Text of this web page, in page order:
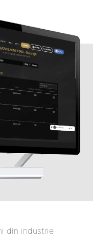
din industrie